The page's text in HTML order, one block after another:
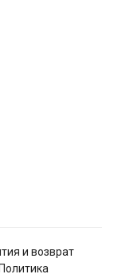
и возврат
Политика